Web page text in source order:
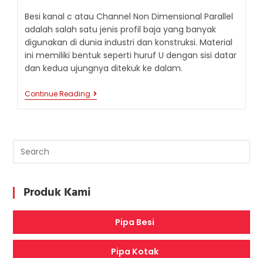
Besi kanal c atau Channel Non Dimensional Parallel
adalah salah satu jenis profil baja yang banyak
digunakan di dunia industri dan konstruksi. Material
ini memiliki bentuk seperti huruf U dengan sisi datar
dan kedua ujungnya ditekuk ke dalam.
Continue Reading Besi
Kanal
Industri
Konstruksi
Produk Kami
Pipa Besi
Pipa Kotak